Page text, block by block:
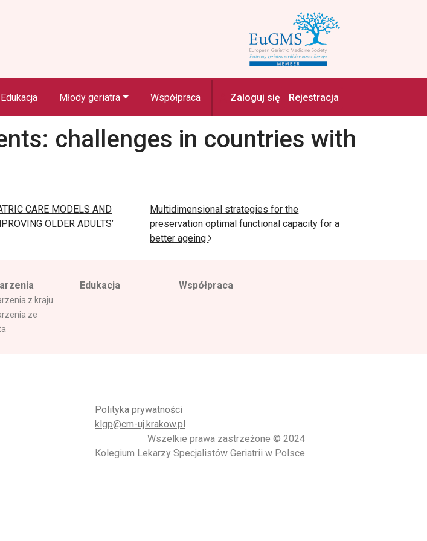
Edukacja Młody geriatra Współpraca Zaloguj się Rejestracja
challenges in countries with
CARE MODELS AND
OLDER ADULTS’
Multidimensional strategies for the
preservation optimal functional capacity for a
better ageing
z kraju
ze
Edukacja Współpraca
Polityka prywatności
klgp@cm-uj.krakow.pl
Wszelkie prawa zastrzeżone © 2024
Kolegium Lekarzy Specjalistów Geriatrii w Polsce